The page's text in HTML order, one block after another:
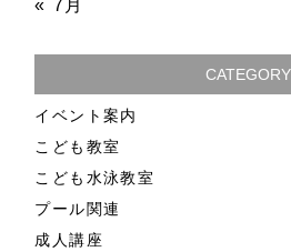
« 7月
CATEGORY
イベント案内
こども教室
こども水泳教室
プール関連
成人講座